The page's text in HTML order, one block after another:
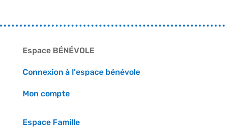
Espace BÉNÉVOLE
Connexion à l'espace bénévole
Mon compte
Espace Famille